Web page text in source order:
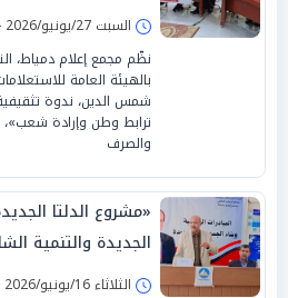
السبت 27/يونيو/2026 - 10:06 م
نظّم مجمع إعلام دمياط،
بالهيئة العامة
ترابط وطن وإرادة
والصرف
«مشروع الدلتا
الجديدة والتنمية
بمجمع إعلام دمياط
الثلاثاء 16/يونيو/2026 - 08:35 م